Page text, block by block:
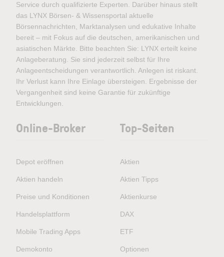
Service durch qualifizierte Experten. Darüber hinaus stellt
das LYNX Börsen- & Wissensportal aktuelle
Börsennachrichten, Marktanalysen und edukative Inhalte
bereit – mit Fokus auf die deutschen, amerikanischen und
asiatischen Märkte. Bitte beachten Sie: LYNX erteilt keine
Anlageberatung. Sie sind jederzeit selbst für Ihre
Anlageentscheidungen verantwortlich. Anlegen ist riskant.
Ihr Verlust kann Ihre Einlage übersteigen. Ergebnisse der
Vergangenheit sind keine Garantie für zukünftige
Entwicklungen.
Online-Broker
Depot eröffnen
Aktien handeln
Preise und Konditionen
Handelsplattform
Mobile Trading Apps
Demokonto
Top-Seiten
Aktien
Aktien Tipps
Aktienkurse
DAX
ETF
Optionen